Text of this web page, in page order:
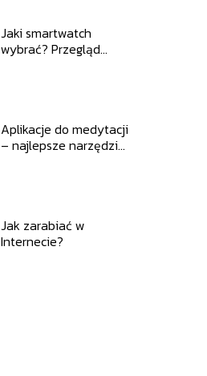
Jaki smartwatch
wybrać? Przegląd
Aplikacje do medytacji
– najlepsze narzędzia
Jak zarabiać w
Internecie?